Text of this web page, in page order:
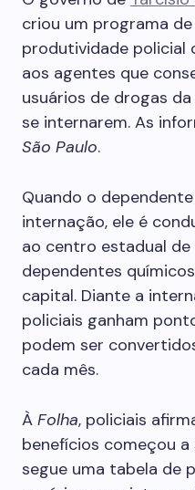
criou um programa
produtividade policial
aos agentes que
usuários de drogas
se internarem. As
São Paulo.
Quando o
internação, ele é
ao centro estadual
dependentes
capital. Diante a
policiais ganham
podem ser
cada mês.
À Folha, policiais
benefícios começou
segue uma tabela de